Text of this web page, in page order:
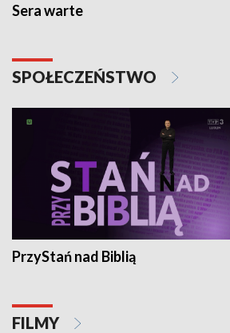
Sera warte
SPOŁECZEŃSTWO
PrzyStań nad Biblią
FILMY